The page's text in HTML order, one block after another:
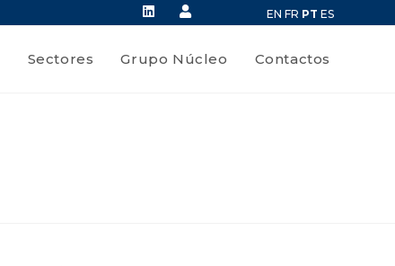
EN FR PT ES
Sectores Grupo Núcleo Contactos